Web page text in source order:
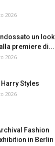
2026
un look
premiere di...
2026
Styles
2026
Fashion
in Berlin